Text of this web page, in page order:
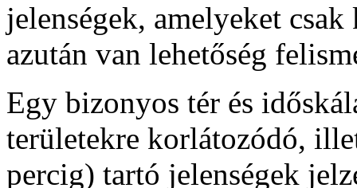
jelenségek, amelyeket
azután van lehetőség
Egy bizonyos tér és
területekre korlátozódó,
percig) tartó jelenségek